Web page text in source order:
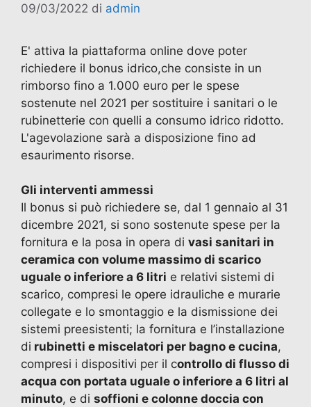
09/03/2022 di admin
E' attiva la piattaforma online dove poter
richiedere il bonus idrico,che consiste in un
rimborso fino a 1.000 euro per le spese
sostenute nel 2021 per sostituire i sanitari o le
rubinetterie con quelli a consumo idrico ridotto.
L'agevolazione sarà a disposizione fino ad
esaurimento risorse.
Gli interventi ammessi
Il bonus si può richiedere se, dal 1 gennaio al 31
dicembre 2021, si sono sostenute spese per la
fornitura e la posa in opera di vasi sanitari in
ceramica con volume massimo di scarico
uguale o inferiore a 6 litri e relativi sistemi di
scarico, compresi le opere idrauliche e murarie
collegate e lo smontaggio e la dismissione dei
sistemi preesistenti; la fornitura e l’installazione
di rubinetti e miscelatori per bagno e cucina,
compresi i dispositivi per il controllo di flusso di
acqua con portata uguale o inferiore a 6 litri al
minuto, e di soffioni e colonne doccia con